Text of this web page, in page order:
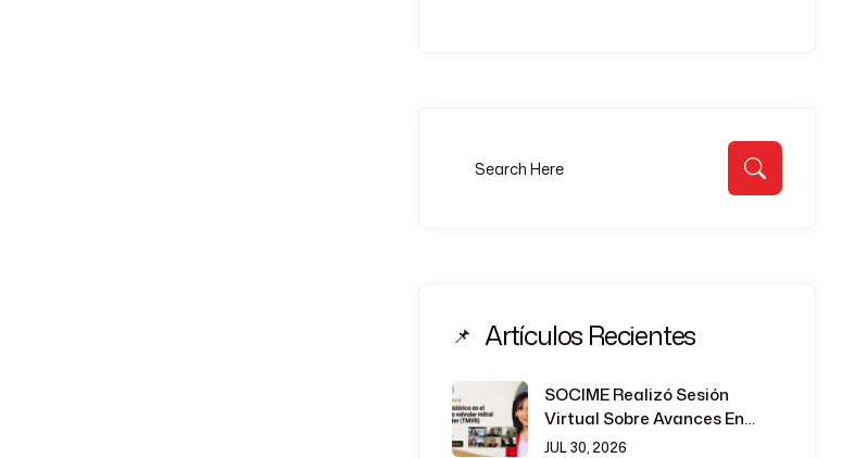
Artículos Recientes
SOCIME Realizó Sesión
Virtual Sobre Avances En
Reemplazo Valvular Mitral
JUL 30, 2026